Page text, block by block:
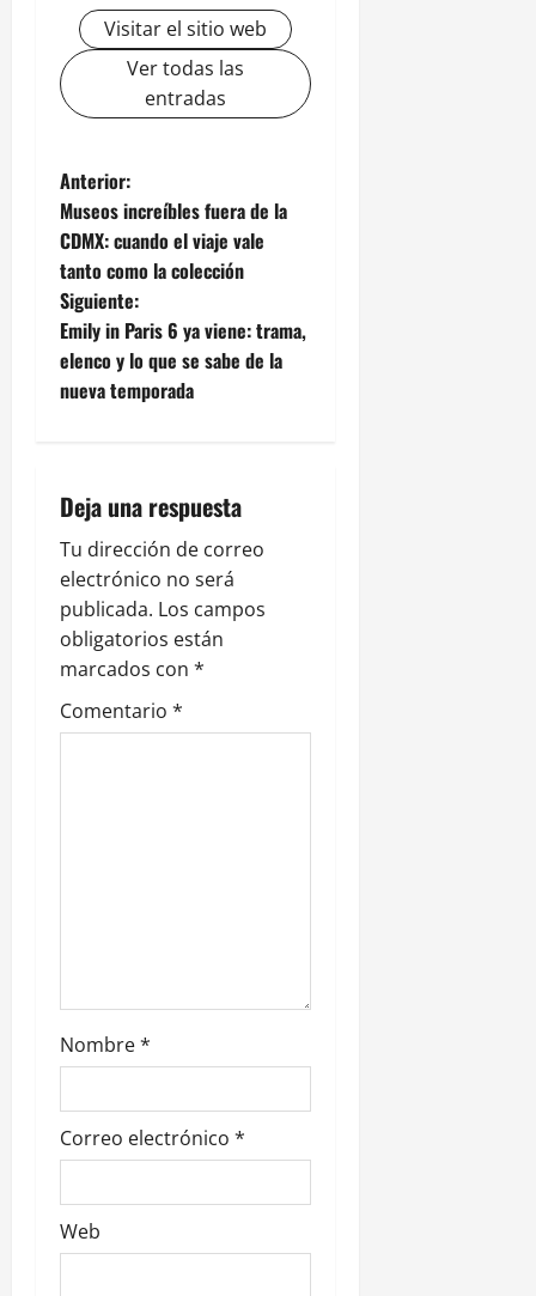
Visitar el sitio web
Ver todas las
entradas
N
a
v
e
g
c
i
ó
n
d
e
d
s
Anterior:
Museos increíbles fuera de la
CDMX: cuando el viaje vale
tanto como la colección
Siguiente:
Emily in Paris 6 ya viene: trama,
elenco y lo que se sabe de la
nueva temporada
Deja una respuesta
Tu dirección de correo
electrónico no será
publicada. Los campos
obligatorios están
marcados con *
Comentario *
Nombre*
Correo electrónico *
Web